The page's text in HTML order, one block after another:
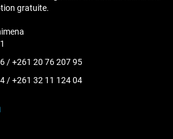
gratuite.
/+261 20 76 207 95
/+261 32 11 124 04